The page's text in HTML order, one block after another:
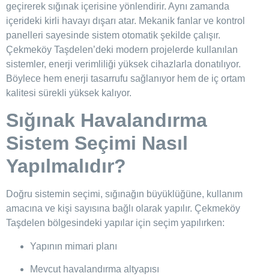
geçirerek sığınak içerisine yönlendirir. Aynı zamanda
içerideki kirli havayı dışarı atar. Mekanik fanlar ve kontrol
panelleri sayesinde sistem otomatik şekilde çalışır.
Çekmeköy Taşdelen’deki modern projelerde kullanılan
sistemler, enerji verimliliği yüksek cihazlarla donatılıyor.
Böylece hem enerji tasarrufu sağlanıyor hem de iç ortam
kalitesi sürekli yüksek kalıyor.
Sığınak Havalandırma
Sistem Seçimi Nasıl
Yapılmalıdır?
Doğru sistemin seçimi, sığınağın büyüklüğüne, kullanım
amacına ve kişi sayısına bağlı olarak yapılır. Çekmeköy
Taşdelen bölgesindeki yapılar için seçim yapılırken:
Yapının mimari planı
Mevcut havalandırma altyapısı